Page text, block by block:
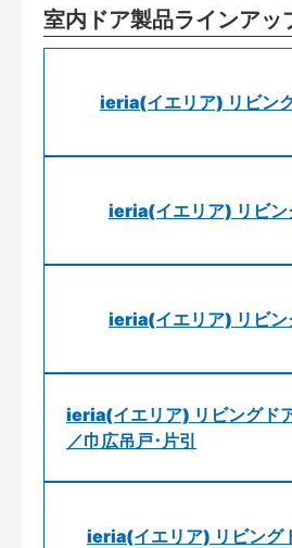
室内ドア製品ラインアッ
ieria(イエリア) リビン
ieria(イエリア) リビン
ieria(イエリア) リビン
ieria(イエリア) リビングド
／巾広吊戸･片引
ieria(イエリア) リビング